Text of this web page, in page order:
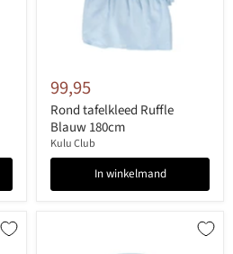
99,95
Rond tafelkleed Ruffle
Blauw 180cm
Kulu Club
In winkelmand